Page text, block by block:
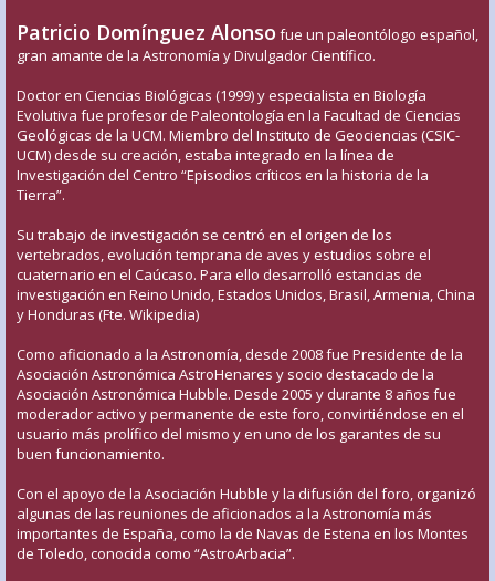
Patricio Domínguez Alonso fue un paleontólogo español,
gran amante de la Astronomía y Divulgador Científico.
Doctor en Ciencias Biológicas (1999) y especialista en Biología
Evolutiva fue profesor de Paleontología en la Facultad de Ciencias
Geológicas de la UCM. Miembro del Instituto de Geociencias (CSIC-
UCM) desde su creación, estaba integrado en la línea de
Investigación del Centro “Episodios críticos en la historia de la
Tierra”.
Su trabajo de investigación se centró en el origen de los
vertebrados, evolución temprana de aves y estudios sobre el
cuaternario en el Caúcaso. Para ello desarrolló estancias de
investigación en Reino Unido, Estados Unidos, Brasil, Armenia, China
y Honduras (Fte. Wikipedia)
Como aficionado a la Astronomía, desde 2008 fue Presidente de la
Asociación Astronómica AstroHenares y socio destacado de la
Asociación Astronómica Hubble. Desde 2005 y durante 8 años fue
moderador activo y permanente de este foro, convirtiéndose en el
usuario más prolífico del mismo y en uno de los garantes de su
buen funcionamiento.
Con el apoyo de la Asociación Hubble y la difusión del foro, organizó
algunas de las reuniones de aficionados a la Astronomía más
importantes de España, como la de Navas de Estena en los Montes
de Toledo, conocida como “AstroArbacia”.